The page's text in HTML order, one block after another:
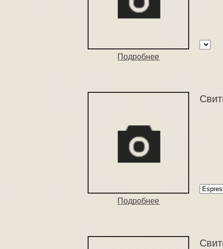
Подробнее
Подробнее